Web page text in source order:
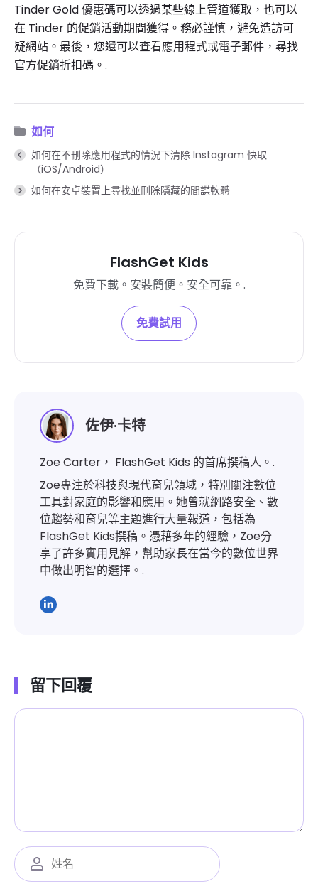
Tinder Gold 優惠碼可以透過某些線上管道獲取，也可以
在 Tinder 的促銷活動期間獲得。務必謹慎，避免造訪可
疑網站。最後，您還可以查看應用程式或電子郵件，尋找
官方促銷折扣碼。.
如何
如何在不刪除應用程式的情況下清除 Instagram 快取
（iOS/Android）
如何在安卓裝置上尋找並刪除隱藏的間諜軟體
FlashGet Kids
免費下載。安裝簡便。安全可靠。.
免費試用
佐伊·卡特
Zoe Carter， FlashGet Kids 的首席撰稿人。.
Zoe專注於科技與現代育兒領域，特別關注數位
工具對家庭的影響和應用。她曾就網路安全、數
位趨勢和育兒等主題進行大量報道，包括為
FlashGet Kids撰稿。憑藉多年的經驗，Zoe分
享了許多實用見解，幫助家長在當今的數位世界
中做出明智的選擇。.
留下回覆